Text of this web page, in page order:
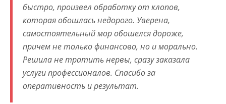
быстро, произвел обработку от клопов,
которая обошлась недорого. Уверена,
самостоятельный мор обошелся дороже,
причем не только финансово, но и морально.
Решила не тратить нервы, сразу заказала
услуги профессионалов. Спасибо за
оперативность и результат.